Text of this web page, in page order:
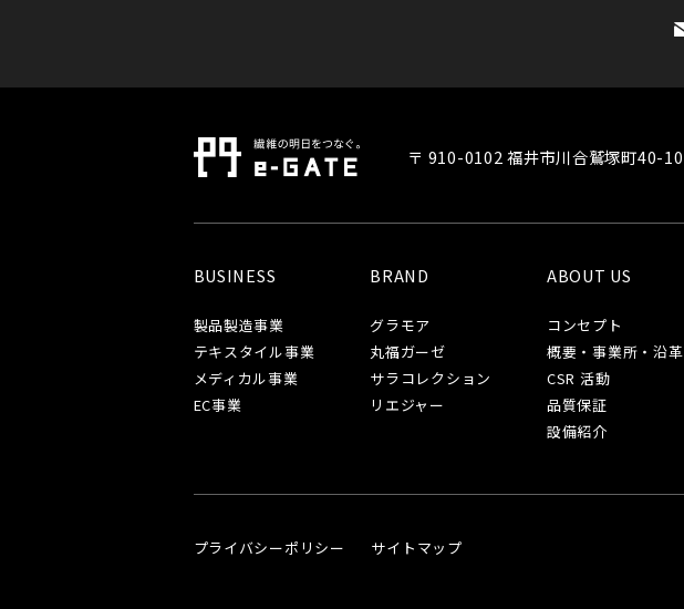
〒 910-0102 福井市川合鷲塚町40-10
BUSINESS
製品製造事業
テキスタイル事業
メディカル事業
EC事業
BRAND
グラモア
丸福ガーゼ
サラコレクション
リエジャー
ABOUT US
コンセプト
概要・事業所・沿革
CSR 活動
品質保証
設備紹介
プライバシーポリシー サイトマップ